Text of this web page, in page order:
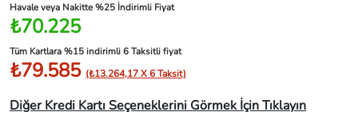
Havale veya Nakitte %25 İndirimli Fiyat
₺70.225
Tüm Kartlara %15 indirimli 6 Taksitli fiyat
₺79.585 (₺13.264,17 X 6 Taksit)
Diğer Kredi Kartı Seçeneklerini Görmek İçin Tıklayın